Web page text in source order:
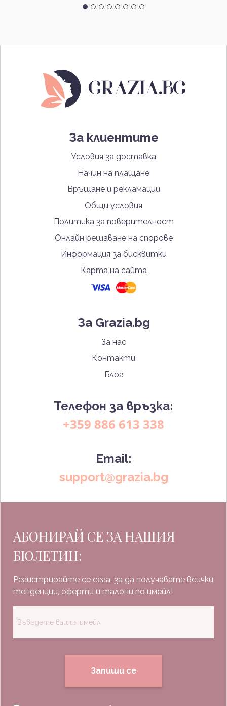
За клиентите
Условия за доставка
Начин на плащане
Връщане и рекламации
Общи условия
Политика за поверителност
Онлайн решаване на спорове
Информация за бисквитки
Карта на сайта
За Grazia.bg
За нас
Контакти
Блог
Телефон за връзка:
+359 886 613 338
Email:
support@grazia.bg
АБОНИРАЙ СЕ ЗА НАШИЯ
БЮЛЕТИН:
Регистрирайте се сега, за да получавате всички
тенденции, оферти и талони по имейл!
Запиши се